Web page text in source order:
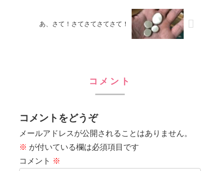
あ、さて！さてさてさてさて！
コメント
コメントをどうぞ
メールアドレスが公開されることはありません。
※ が付いている欄は必須項目です
コメント ※